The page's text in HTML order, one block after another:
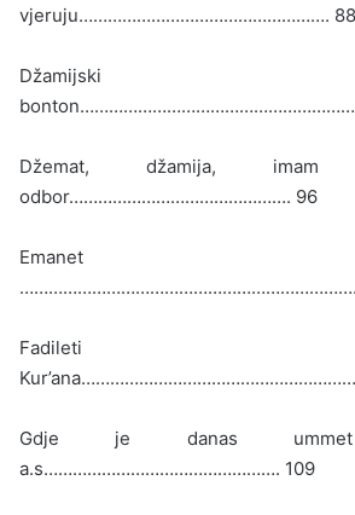
vjeruju……………………………………………. 88
Džamijski
Džemat, džamija,
odbor………………………………………. 96
Emanet
Fadileti
Gdje je danas ummet
a.s…………………………………………. 109